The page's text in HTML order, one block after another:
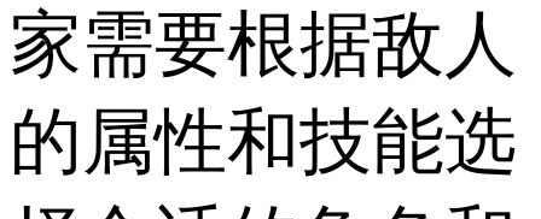
家需要根据敌人
的属性和技能选